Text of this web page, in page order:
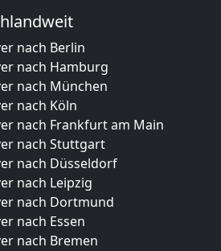
nach Berlin
nach Hamburg
nach München
nach Köln
nach Frankfurt am Main
nach Stuttgart
nach Düsseldorf
nach Leipzig
nach Dortmund
nach Essen
nach Bremen